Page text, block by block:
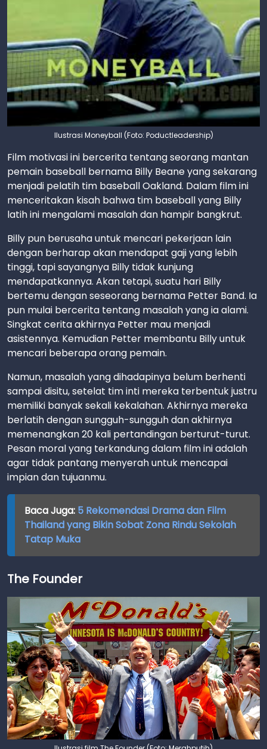
Ilustrasi Moneyball (Foto: Poductleadership)
Film motivasi ini bercerita tentang seorang mantan
pemain baseball bernama Billy Beane yang sekarang
menjadi pelatih tim baseball Oakland. Dalam film ini
menceritakan kisah bahwa tim baseball yang Billy
latih ini mengalami masalah dan hampir bangkrut.
Billy pun berusaha untuk mencari pekerjaan lain
dengan berharap akan mendapat gaji yang lebih
tinggi, tapi sayangnya Billy tidak kunjung
mendapatkannya. Akan tetapi, suatu hari Billy
bertemu dengan seseorang bernama Petter Band. Ia
pun mulai bercerita tentang masalah yang ia alami.
Singkat cerita akhirnya Petter mau menjadi
asistennya. Kemudian Petter membantu Billy untuk
mencari beberapa orang pemain.
Namun, masalah yang dihadapinya belum berhenti
sampai disitu, setelat tim inti mereka terbentuk justru
memiliki banyak sekali kekalahan. Akhirnya mereka
berlatih dengan sungguh-sungguh dan akhirnya
memenangkan 20 kali pertandingan berturut-turut.
Pesan moral yang terkandung dalam film ini adalah
agar tidak pantang menyerah untuk mencapai
impian dan tujuanmu.
Baca Juga: 5 Rekomendasi Drama dan Film
Thailand yang Bikin Sobat Zona Rindu Sekolah
Tatap Muka
The Founder